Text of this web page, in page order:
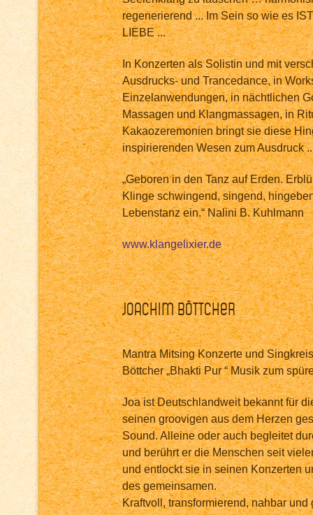
regenerierend ... Im Sein so wie es
LIEBE ...
In Konzerten als Solistin und mit
Ausdrucks- und Trancedance, in
Einzelanwendungen, in nächtlichen
Massagen und Klangmassagen, in
Kakaozeremonien bringt sie diese
inspirierenden Wesen zum Ausdruck
„Geboren in den Tanz auf Erden.
Klinge schwingend, singend,
Lebenstanz ein.“ Nalini B. Kuhlmann
www.klangelixier.de
Joachim Böttcher
Mantra Mitsing Konzerte und
Böttcher „Bhakti Pur “ Musik zum
Joa ist Deutschlandweit bekannt für
seinen groovigen aus dem Herzen
Sound. Alleine oder auch begleitet
und berührt er die Menschen seit
und entlockt sie in seinen Konzerten
des gemeinsamen.
Kraftvoll, transformierend, nahbar